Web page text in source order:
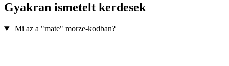
Gyakran ismetelt kerdesek
Mi az a "mate" morze-kodban?